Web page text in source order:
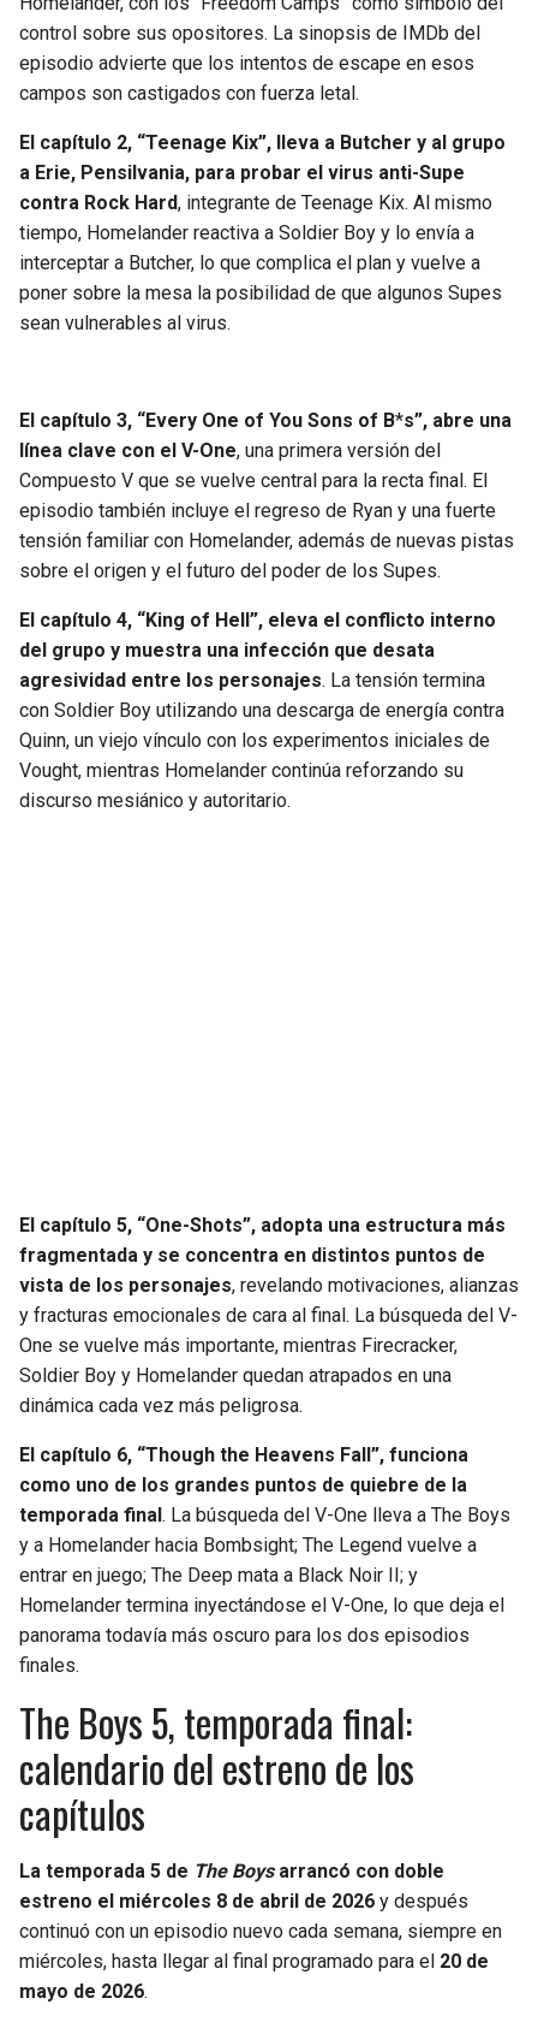
control sobre sus opositores. La sinopsis de IMDb del
episodio advierte que los intentos de escape en esos
campos son castigados con fuerza letal.
El capítulo 2, “Teenage Kix”, lleva a Butcher y al grupo
a Erie, Pensilvania, para probar el virus anti-Supe
contra Rock Hard, integrante de Teenage Kix. Al mismo
tiempo, Homelander reactiva a Soldier Boy y lo envía a
interceptar a Butcher, lo que complica el plan y vuelve a
poner sobre la mesa la posibilidad de que algunos Supes
sean vulnerables al virus.
El capítulo 3, “Every One of You Sons of B*s”, abre una
línea clave con el V-One, una primera versión del
Compuesto V que se vuelve central para la recta final. El
episodio también incluye el regreso de Ryan y una fuerte
tensión familiar con Homelander, además de nuevas pistas
sobre el origen y el futuro del poder de los Supes.
El capítulo 4, “King of Hell”, eleva el conflicto interno
del grupo y muestra una infección que desata
agresividad entre los personajes. La tensión termina
con Soldier Boy utilizando una descarga de energía contra
Quinn, un viejo vínculo con los experimentos iniciales de
Vought, mientras Homelander continúa reforzando su
discurso mesiánico y autoritario.
El capítulo 5, “One-Shots”, adopta una estructura más
fragmentada y se concentra en distintos puntos de
vista de los personajes, revelando motivaciones, alianzas
y fracturas emocionales de cara al final. La búsqueda del V-
One se vuelve más importante, mientras Firecracker,
Soldier Boy y Homelander quedan atrapados en una
dinámica cada vez más peligrosa.
El capítulo 6, “Though the Heavens Fall”, funciona
como uno de los grandes puntos de quiebre de la
temporada final . La búsqueda del V-One lleva a The Boys
y a Homelander hacia Bombsight; The Legend vuelve a
entrar en juego; The Deep mata a Black Noir II; y
Homelander termina inyectándose el V-One, lo que deja el
panorama todavía más oscuro para los dos episodios
finales.
The Boys 5, temporada final:
calendario del estreno de los
capítulos
La temporada 5 de The Boysarrancó con doble
estreno el miércoles 8 de abril de 2026 y después
continuó con un episodio nuevo cada semana, siempre en
miércoles, hasta llegar al final programado para el 20 de
mayo de 2026.